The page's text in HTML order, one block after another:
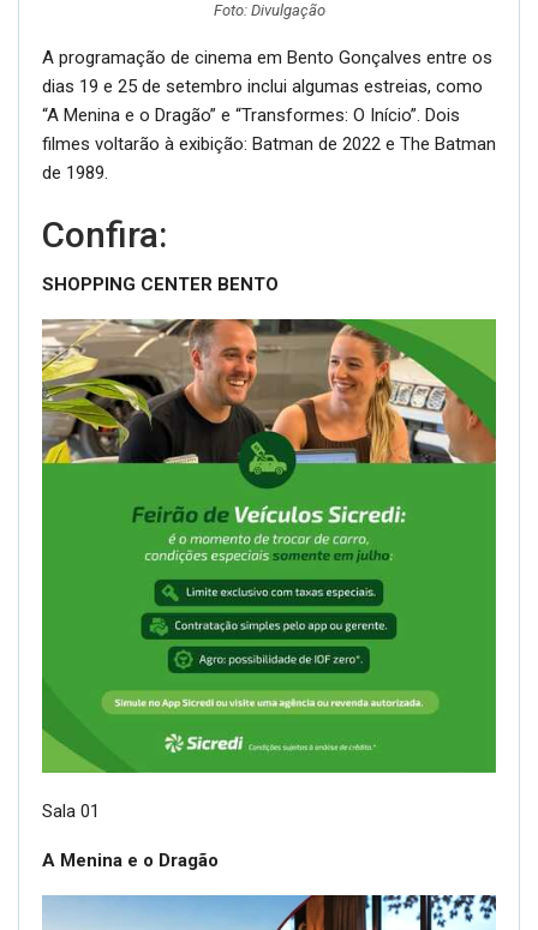
Foto: Divulgação
A programação de cinema em Bento Gonçalves entre os
dias 19 e 25 de setembro inclui algumas estreias, como
“A Menina e o Dragão” e “Transformes: O Início”. Dois
filmes voltarão à exibição: Batman de 2022 e The Batman
de 1989.
Confira:
SHOPPING CENTER BENTO
Sala 01
A Menina e o Dragão